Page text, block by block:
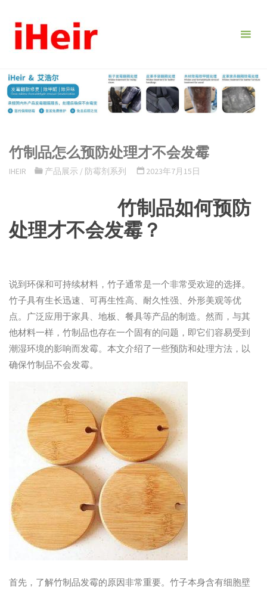
容。
竹制品怎么预防处理才不会发霉
IHEIR 产品展示 / 防霉剂系列 2023年7月15日
竹制品如何预防
处理才不会发霉？
说到环保和可持续材料，竹子通常是一个非常受欢迎的选择。
竹子具有生长迅速、可再生性高、耐久性强、外形美观等优
点。广泛应用于家具、地板、餐具等产品的制造。然而，与其
他材料一样，竹制品也存在一个固有的问题，即它们容易受到
潮湿环境的影响而发霉。本文介绍了一些预防和处理方法，以
确保竹制品不会发霉。
首先，了解竹制品发霉的原因非常重要。竹子本身含有细胞壁